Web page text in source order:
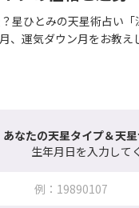
星ひとみの天星術占い
運気ダウン月をお教え
あなたの天星タイプ＆天
生年月日を入力して